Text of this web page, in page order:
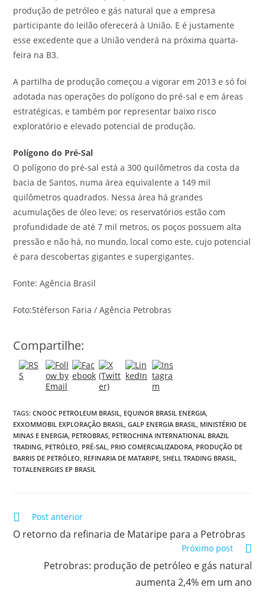
produção de petróleo e gás natural que a empresa
participante do leilão oferecerá à União. E é justamente
esse excedente que a União venderá na próxima quarta-
feira na B3.
A partilha de produção começou a vigorar em 2013 e só foi
adotada nas operações do polígono do pré-sal e em áreas
estratégicas, e também por representar baixo risco
exploratório e elevado potencial de produção.
Polígono do Pré-Sal
O polígono do pré-sal está a 300 quilômetros da costa da
bacia de Santos, numa área equivalente a 149 mil
quilômetros quadrados. Nessa área há grandes
acumulações de óleo leve; os reservatórios estão com
profundidade de até 7 mil metros, os poços possuem alta
pressão e não há, no mundo, local como este, cujo potencial
é para descobertas gigantes e supergigantes.
Fonte: Agência Brasil
Foto:Stéferson Faria / Agência Petrobras
Compartilhe:
TAGS:CNOOC PETROLEUM BRASIL, EQUINOR BRASIL ENERGIA,
EXXOMMOBIL EXPLORAÇÃO BRASIL, GALP ENERGIA BRASIL, MINISTÉRIO DE
MINAS E ENERGIA, PETROBRAS, PETROCHINA INTERNATIONAL BRAZIL
TRADING, PETRÓLEO, PRÉ-SAL, PRIO COMERCIALIZADORA, PRODUÇÃO DE
BARRIS DE PETRÓLEO, REFINARIA DE MATARIPE, SHELL TRADING BRASIL,
TOTALENERGIES EP BRASIL
Post anterior
O retorno da refinaria de Mataripe para a Petrobras
Próximo post
Petrobras: produção de petróleo e gás natural
aumenta 2,4% em um ano